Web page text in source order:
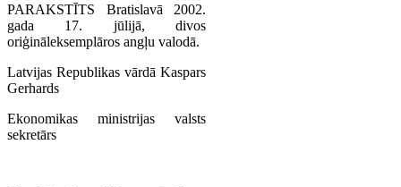
PARAKSTĪTS Bratislavā 2002.
gada 17. jūlijā, divos
oriģināleksemplāros angļu valodā.
Latvijas Republikas vārdā Kaspars
Gerhards
Ekonomikas ministrijas valsts
sekretārs